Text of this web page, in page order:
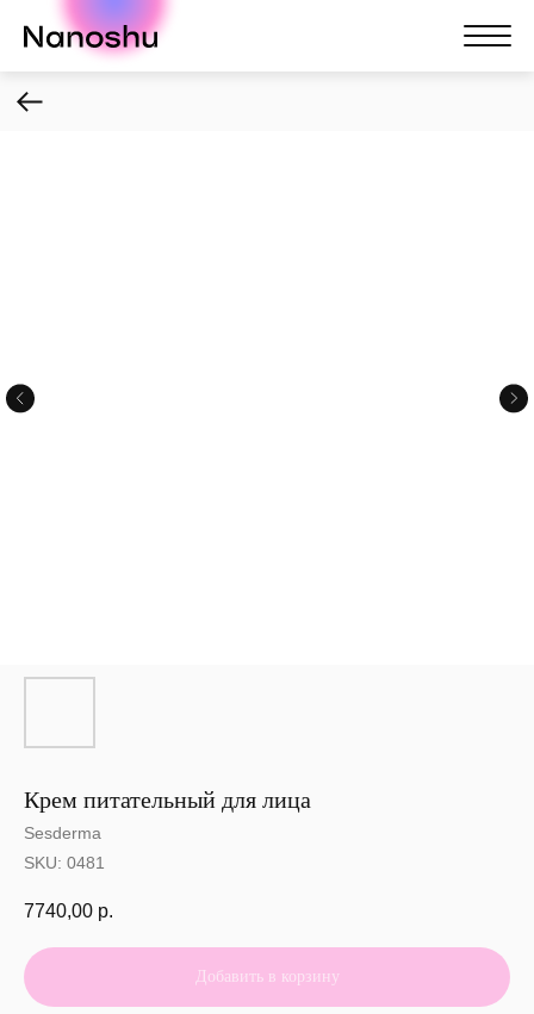
Nanoshu
Крем питательный для лица
Sesderma
SKU: 0481
7740,00 р.
Добавить в корзину